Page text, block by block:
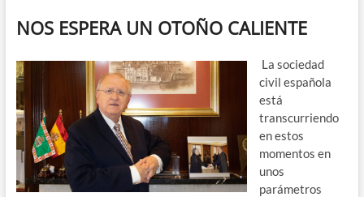
NOS ESPERA UN OTOÑO CALIENTE
La sociedad
civil española
está
transcurriendo
en estos
momentos en
unos
parámetros